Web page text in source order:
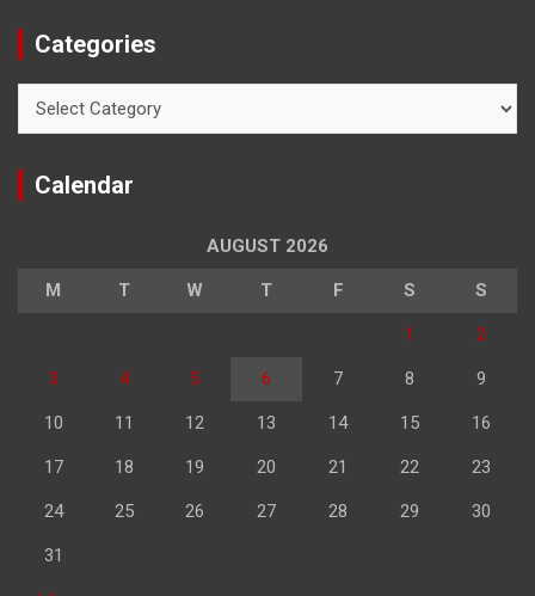
Categories
Calendar
AUGUST 2026
M T W T F S S
1 2
3 4 5 6 7 8 9
10 11 12 13 14 15 16
17 18 19 20 21 22 23
24 25 26 27 28 29 30
31